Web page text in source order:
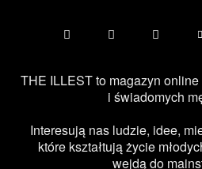
THE ILLEST to magazyn
i świadomych
Interesują nas ludzie, idee,
które kształtują życie
wejdą do